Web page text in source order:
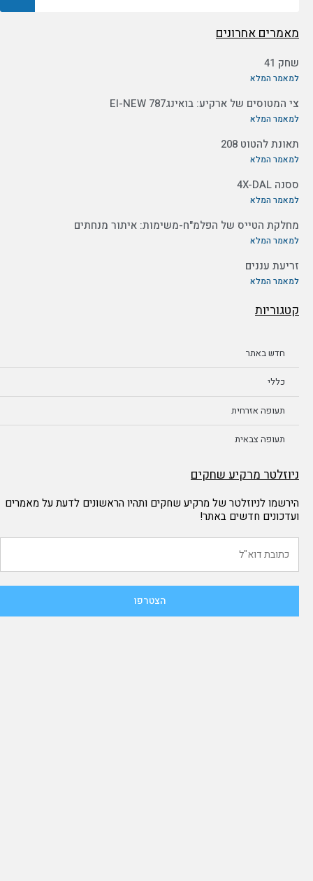
מאמרים אחרונים
שחק 41
למאמר המלא
צי המטוסים של ארקיע: בואינג787 EI-NEW
למאמר המלא
תאונת להטוט 208
למאמר המלא
ססנה 4X-DAL
למאמר המלא
מחלקת הטייס של הפלמ"ח-משימות: איתור מנחתים
למאמר המלא
זריעת עננים
למאמר המלא
קטגוריות
חדש באתר
כללי
תעופה אזרחית
תעופה צבאית
ניוזלטר מרקיע שחקים
הירשמו לניוזלטר של מרקיע שחקים ותהיו הראשונים לדעת על מאמרים
ועדכונים חדשים באתר!